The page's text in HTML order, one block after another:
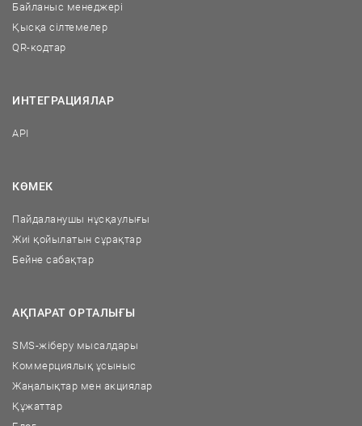
Байланыс менеджері
Қысқа сілтемелер
QR-кодтар
ИНТЕГРАЦИЯЛАР
API
КӨМЕК
Пайдаланушы нұсқаулығы
Жиі қойылатын сұрақтар
Бейне сабақтар
АҚПАРАТ ОРТАЛЫҒЫ
SMS-жіберу мысалдары
Коммерциялық ұсыныс
Жаңалықтар мен акциялар
Құжаттар